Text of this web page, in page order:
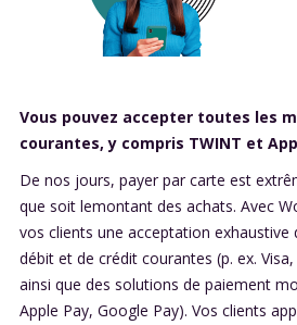
Vous pouvez accepter toutes les
courantes, y compris TWINT et
De nos jours, payer par carte est
que soit lemontant des achats. Avec
vos clients une acceptation exhaustive
débit et de crédit courantes (p. ex.
ainsi que des solutions de paiement
Apple Pay, Google Pay). Vos clients